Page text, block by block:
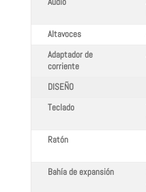
Audio
Altavoces
Adaptador de
corriente
DISEÑO
Teclado
Ratón
Bahía de expansión